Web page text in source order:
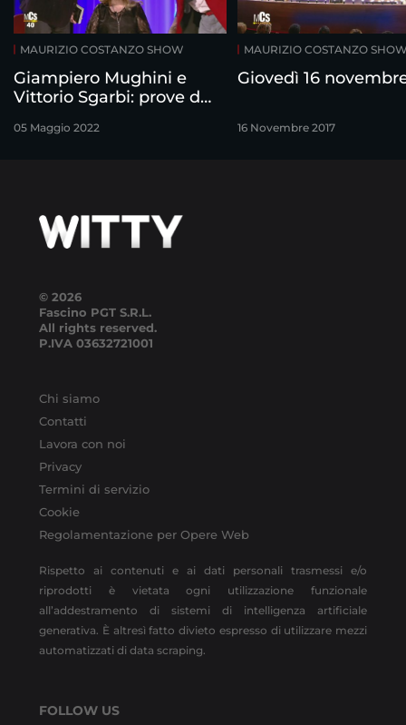
MAURIZIO COSTANZO SHOW
Giampiero Mughini e
Vittorio Sgarbi: prove di
05 Maggio 2022
MAURIZIO COSTANZO
Giovedì 16
16 Novembre 2017
© 2026
Fascino PGT S.R.L.
All rights reserved.
P.IVA 03632721001
Chi siamo
Contatti
Lavora con noi
Privacy
Termini di servizio
Cookie
Regolamentazione per Opere Web
Rispetto ai contenuti e ai dati personali trasmessi e/o
riprodotti è vietata ogni utilizzazione funzionale
all’addestramento di sistemi di intelligenza artificiale
generativa. È altresì fatto divieto espresso di utilizzare mezzi
automatizzati di data scraping.
FOLLOW US